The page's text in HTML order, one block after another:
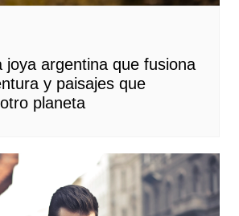
joya argentina que fusiona
y paisajes que
planeta